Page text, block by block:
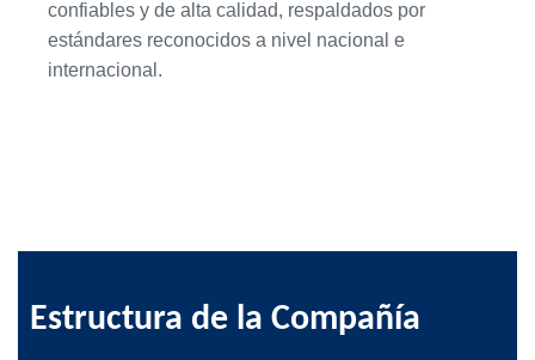
confiables y de alta calidad, respaldados por
estándares reconocidos a nivel nacional e
internacional.
Estructura de la Compañía